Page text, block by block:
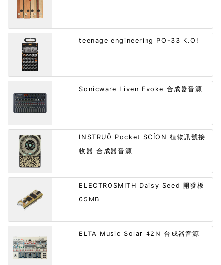
teenage engineering PO-33 K.O!
Sonicware Liven Evoke 合成器音源
INSTRUŌ Pocket SCÍON 植物訊號接
收器 合成器音源
ELECTROSMITH Daisy Seed 開發板
65MB
ELTA Music Solar 42N 合成器音源